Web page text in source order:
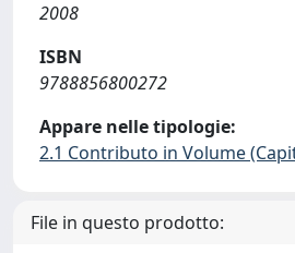
2008
ISBN
9788856800272
Appare nelle tipologie:
2.1 Contributo in Volume
File in questo prodotto: